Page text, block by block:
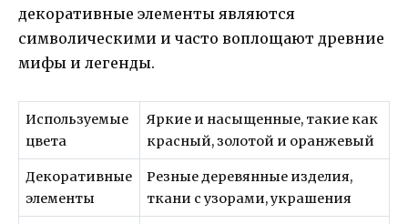
декоративные элементы являются
символическими и часто воплощают древние
мифы и легенды.
Используемые
цвета
Яркие и насыщенные, такие как
красный, золотой и оранжевый
Декоративные
элементы
Резные деревянные изделия,
ткани с узорами, украшения